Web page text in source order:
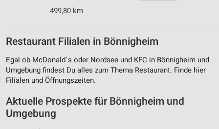
499,80 km
Restaurant Filialen in Bönnigheim
Egal ob McDonald´s oder Nordsee und KFC in Bönnigheim und
Umgebung findest Du alles zum Thema Restaurant. Finde hier
Filialen und Öffnungszeiten.
Aktuelle Prospekte für Bönnigheim und
Umgebung